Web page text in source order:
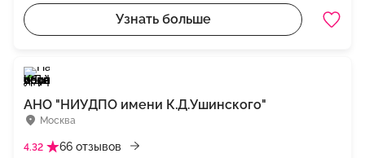
Узнать больше
Москва
АНО "НИУДПО имени К.Д.Ушинского"
4.32 66 отзывов